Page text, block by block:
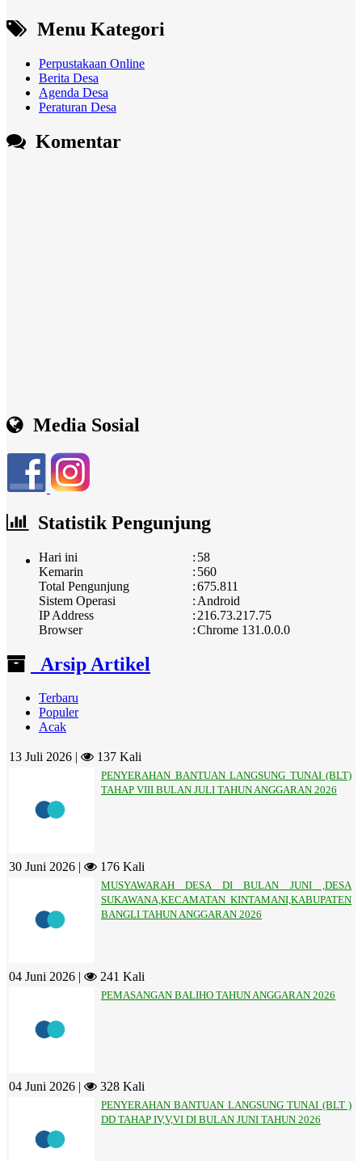
Menu Kategori
Perpustakaan Online
Berita Desa
Agenda Desa
Peraturan Desa
Komentar
Media Sosial
Statistik Pengunjung
Hari ini : 58
Kemarin
: 560
Total Pengunjung
:675.811
Sistem Operasi
: Android
IP Address
: 216.73.217.75
Browser
:Chrome 131.0.0.0
Arsip Artikel
Terbaru
Populer
Acak
13 Juli 2026 | 137 Kali
PENYERAHAN BANTUAN LANGSUNG TUNAI (BLT)
TAHAP VIII BULAN JULI TAHUN ANGGARAN 2026
30 Juni 2026 | 176 Kali
MUSYAWARAH DESA DI BULAN JUNI ,DESA
SUKAWANA,KECAMATAN KINTAMANI,KABUPATEN
BANGLI TAHUN ANGGARAN 2026
04 Juni 2026 | 241 Kali
PEMASANGAN BALIHO TAHUN ANGGARAN 2026
04 Juni 2026 | 328 Kali
PENYERAHAN BANTUAN LANGSUNG TUNAI (BLT )
DD TAHAP IV,V,VI DI BULAN JUNI TAHUN 2026